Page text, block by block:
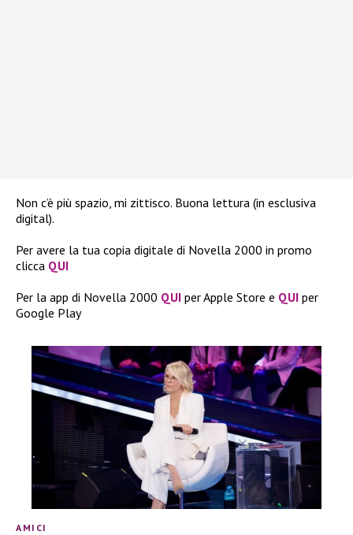
Non c’è più spazio, mi zittisco. Buona lettura (in esclusiva
digital).
Per avere la tua copia digitale di Novella 2000 in promo
clicca QUI
Per la app di Novella 2000 QUI per Apple Store e QUI per
Google Play
AMICI